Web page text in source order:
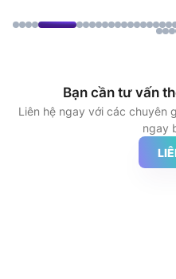
Bạn cần tư vấn
Liên hệ ngay với các chuyên
ngay